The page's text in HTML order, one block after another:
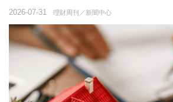
理財周刊／新聞中心
2026-07-31